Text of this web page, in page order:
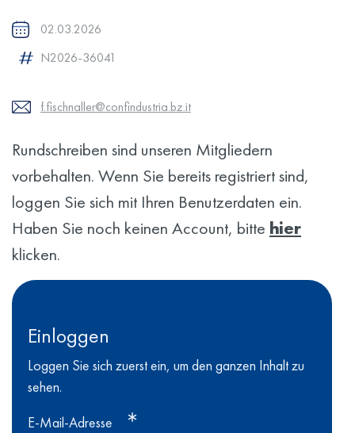
02.03.2026
N2026-36041
f.fischnaller@confindustria.bz.it
Rundschreiben sind unseren Mitgliedern
vorbehalten. Wenn Sie bereits registriert sind,
loggen Sie sich mit Ihren Benutzerdaten ein.
Haben Sie noch keinen Account, bitte hier
klicken.
Einloggen
Loggen Sie sich zuerst ein, um den ganzen Inhalt zu
sehen.
E-Mail-Adresse